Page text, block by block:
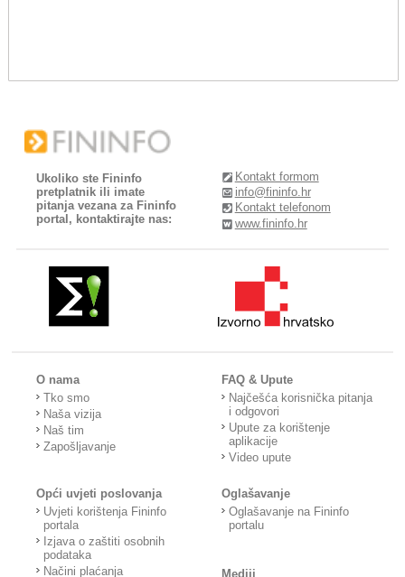
Ukoliko ste Fininfo
pretplatnik ili imate
pitanja vezana za Fininfo
portal, kontaktirajte nas:
Kontakt formom
info@fininfo.hr
Kontakt telefonom
www.fininfo.hr
O nama
Tko smo
Naša vizija
Naš tim
Zapošljavanje
FAQ & Upute
Najčešća korisnička pitanja
i odgovori
Upute za korištenje
aplikacije
Video upute
Opći uvjeti poslovanja
Uvjeti korištenja Fininfo
portala
Izjava o zaštiti osobnih
podataka
Načini plaćanja
Oglašavanje
Oglašavanje na Fininfo
portalu
Mediji